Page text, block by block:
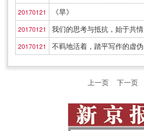
20170121 《旱》
20170121 我们的思考与抵抗，始于共情
20170121 不羁地活着，踏平写作的虚伪
上一页 下一页